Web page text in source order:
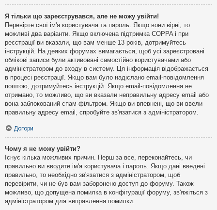
Я тільки що зареєструвався, але не можу увійти!
Перевірте свої ім'я користувача та пароль. Якщо вони вірні, то
можливі два варіанти. Якщо включена підтримка COPPA і при
реєстрації ви вказали, що вам менше 13 років, дотримуйтесь
інструкцій. На деяких форумах вимагається, щоб усі зареєстровані
облікові записи були активовані самостійно користувачами або
адміністратором до входу в систему. Ця інформація відображається
в процесі реєстрації. Якщо вам було надіслано email-повідомлення
поштою, дотримуйтесь інструкцій. Якщо email-повідомлення не
отримано, то можливо, що ви вказали неправильну адресу email або
вона заблокований спам-фільтром. Якщо ви впевнені, що ви ввели
правильну адресу email, спробуйте зв'язатися з адміністратором.
Догори
Чому я не можу увійти?
Існує кілька можливих причин. Перш за все, переконайтесь, чи
правильно ви вводите ім'я користувача і пароль. Якщо дані введені
правильно, то необхідно зв'язатися з адміністратором, щоб
перевірити, чи не був вам заборонено доступ до форуму. Також
можливо, що допущена помилка в конфігурації форуму, зв'яжіться з
адміністратором для виправлення помилки.